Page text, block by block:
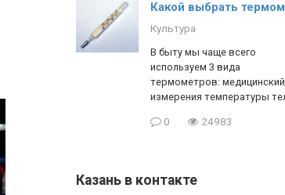
Какой выбрать
Культура
В быту мы чаще всего
используем 3 вида
термометров:
измерения температуры
0 24983
Казань в контакте